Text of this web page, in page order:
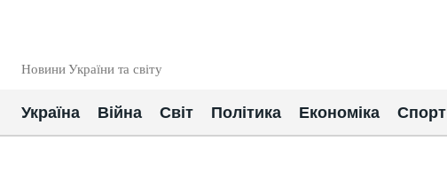
Новини України та світу
Україна Війна Світ Політика Економіка Спорт